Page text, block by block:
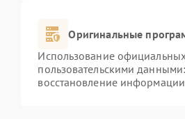
Оригинальные
Использование
пользовательскими
восстановление